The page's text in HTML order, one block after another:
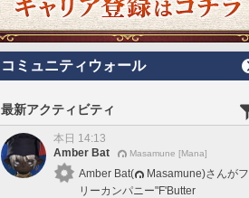
コミュニティウォール
最新アクティビティ
本日 14:13
Amber Bat
Masamune [Mana]
Amber Bat(
Masamune)さんがフ
リーカンパニー"F'Butter